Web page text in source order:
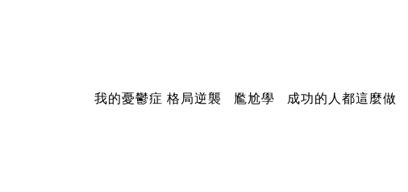
我的憂鬱症 格局逆襲 尷尬學 成功的人都這麼做